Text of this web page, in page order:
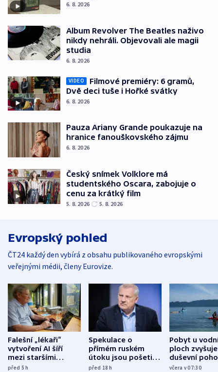
6. 8. 2026
Album Revolver The Beatles naživo
nikdy nehráli. Objevovali ale magii
studia
6. 8. 2026
VIDEO
Filmové premiéry: 6 gramů,
Dvě deci tuše i Hořké svátky
6. 8. 2026
Pauza Ariany Grande poukazuje na
hranice fanouškovského zájmu
6. 8. 2026
Český snímek Volklore má
studentského Oscara, zabojuje o
cenu za krátký film
5. 8. 2026 5. 8. 2026
Evropský pohled
ČT24 každý den vybírá z obsahu publikovaného evropskými
veřejnými médii, členy Eurovize.
Falešní „lékaři“
vytvoření AI šíří
mezi staršími
Poláky nebezpečné
před 5h
Spekulace o
přímém ruském
útoku jsou pošetilé,
míní estonský
před 18h
Pobyt u
ploch zvyšuje
duševní
ukázala
včera v 07:30